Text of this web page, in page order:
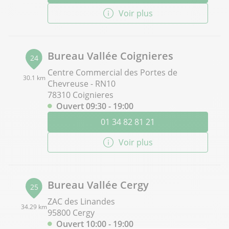
Voir plus
24
30.1 km
Bureau Vallée Coignieres
Centre Commercial des Portes de
Chevreuse - RN10
78310 Coignieres
Ouvert 09:30 - 19:00
01 34 82 81 21
Voir plus
25
34.29 km
Bureau Vallée Cergy
ZAC des Linandes
95800 Cergy
Ouvert 10:00 - 19:00